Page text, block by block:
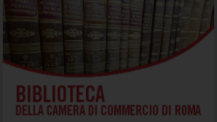
Canale whatsapp della .... RoMani d'Autore